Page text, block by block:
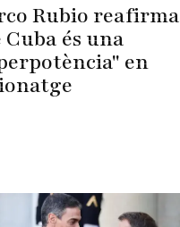
Rubio reafirma
Cuba és una
en